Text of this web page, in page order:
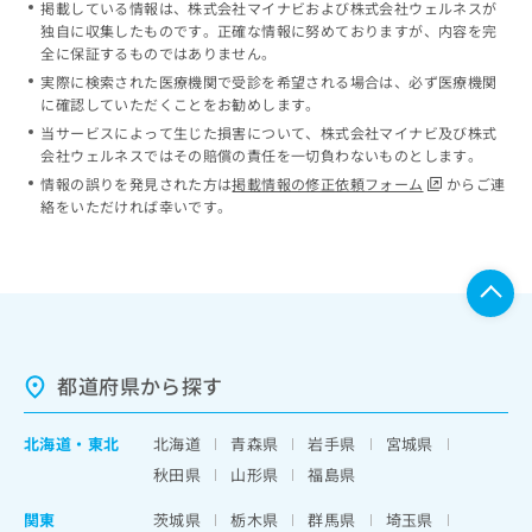
掲載している情報は、株式会社マイナビおよび株式会社ウェルネスが
独自に収集したものです。正確な情報に努めておりますが、内容を完
全に保証するものではありません。
実際に検索された医療機関で受診を希望される場合は、必ず医療機関
に確認していただくことをお勧めします。
当サービスによって生じた損害について、株式会社マイナビ及び株式
会社ウェルネスではその賠償の責任を一切負わないものとします。
情報の誤りを発見された方は掲載情報の修正依頼フォーム
からご連
絡をいただければ幸いです。
都道府県から探す
北海道 ・ 東北 北海道 青森県 岩手県
宮城県
秋田県
山形県
福島県
関東
茨城県 栃木県 群馬県 埼玉県